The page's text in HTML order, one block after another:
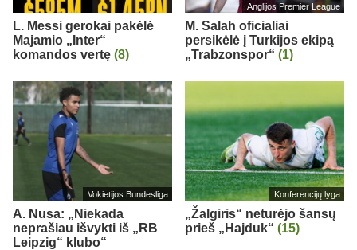
L. Messi gerokai pakėlė
Majamio „Inter“
komandos vertę (8)
Anglijos Premier League
M. Salah oficialiai
persikėlė į Turkijos ekipą
„Trabzonspor“ (1)
Vokietijos Bundesliga
A. Nusa: „Niekada
neprašiau išvykti iš „RB
Leipzig“ klubo“
Konferencijų lyga
„Žalgiris“ neturėjo šansų
prieš „Hajduk“ (15)